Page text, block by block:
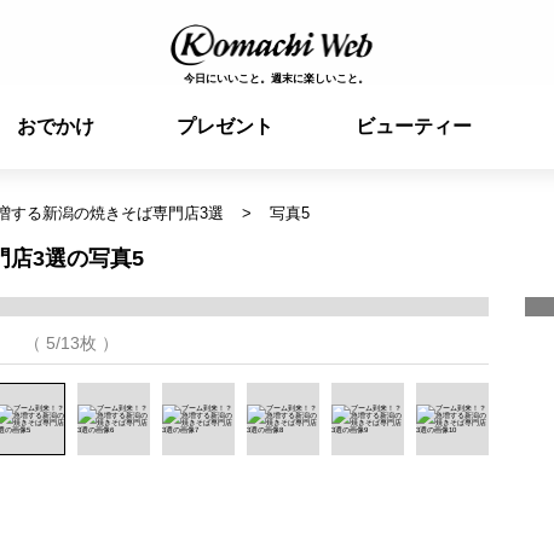
今日にいいこと。週末に楽しいこと。
おでかけ プレゼント ビューティー
する新潟の焼きそば専門店3選 写真5
店3選の写真5
（ 5/13枚 ）